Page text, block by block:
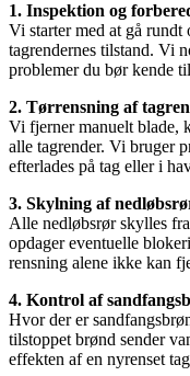
1. Inspektion og
Vi starter med at gå
tagrendernes tilstand. Vi
problemer du bør kende
2. Tørrensning af
Vi fjerner manuelt blade,
alle tagrender. Vi bruger
efterlades på tag eller i
3. Skylning af
Alle nedløbsrør skylles
opdager eventuelle
rensning alene ikke kan
4. Kontrol af
Hvor der er
tilstoppet brønd sender
effekten af en nyrenset